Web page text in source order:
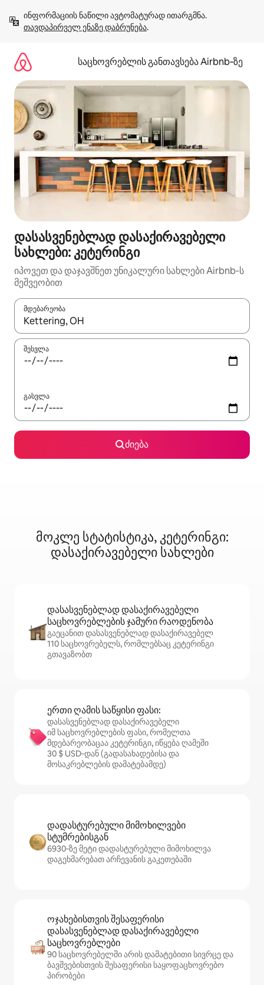
გადასვლა
თავდაპირველ ენაზე დაბრუნება.
საცხოვრებლის განთავსება Airbnb‑ზე
დასასვენებლად დასაქირავებელი
სახლები: კეტერინგი
იპოვეთ და დაჯავშნეთ უნიკალური სახლები Airbnb‑ს
მეშვეობით
მდებარეობა
როცა შედეგები ხელმისაწვდომი გახდება, ნავიგაციისთვის
შესვლა
გასვლა
ძიება
მოკლე სტატისტიკა, კეტერინგი:
დასაქირავებელი სახლები
დასასვენებლად დასაქირავებელი
საცხოვრებლების ჯამური რაოდენობა
გაეცანით დასასვენებლად დასაქირავებელ
110 საცხოვრებელს, რომლებსაც კეტერინგი
გთავაზობთ
ერთი ღამის საწყისი ფასი:
დასასვენებლად დასაქირავებელი
იმ საცხოვრებლების ფასი, რომელთა
მდებარეობაცაა კეტერინგი, იწყება ღამეში
30 $ USD‑დან (გადასახადებისა და
მოსაკრებლების დამატებამდე)
დადასტურებული მიმოხილვები
სტუმრებისგან
6930‑ზე მეტი დადასტურებული მიმოხილვა
დაგეხმარებათ არჩევანის გაკეთებაში
ოჯახებისთვის შესაფერისი
დასასვენებლად დასაქირავებელი
საცხოვრებლები
90 საცხოვრებელში არის დამატებითი სივრცე და
ბავშვებისთვის შესაფერისი საყოფაცხოვრებო
პირობები